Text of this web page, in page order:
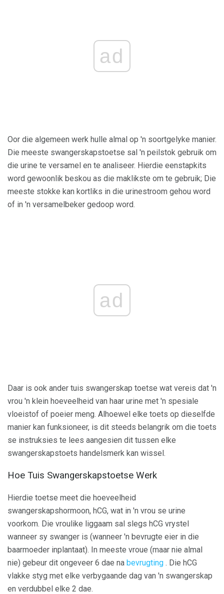
ad
Oor die algemeen werk hulle almal op 'n soortgelyke manier.
Die meeste swangerskapstoetse sal 'n peilstok gebruik om
die urine te versamel en te analiseer. Hierdie eenstapkits
word gewoonlik beskou as die maklikste om te gebruik; Die
meeste stokke kan kortliks in die urinestroom gehou word
of in 'n versamelbeker gedoop word.
ad
Daar is ook ander tuis swangerskap toetse wat vereis dat 'n
vrou 'n klein hoeveelheid van haar urine met 'n spesiale
vloeistof of poeier meng. Alhoewel elke toets op dieselfde
manier kan funksioneer, is dit steeds belangrik om die toets
se instruksies te lees aangesien dit tussen elke
swangerskapstoets handelsmerk kan wissel.
Hoe Tuis Swangerskapstoetse Werk
Hierdie toetse meet die hoeveelheid
swangerskapshormoon, hCG, wat in 'n vrou se urine
voorkom. Die vroulike liggaam sal slegs hCG vrystel
wanneer sy swanger is (wanneer 'n bevrugte eier in die
baarmoeder inplantaat). In meeste vroue (maar nie almal
nie) gebeur dit ongeveer 6 dae na bevrugting . Die hCG
vlakke styg met elke verbygaande dag van 'n swangerskap
en verdubbel elke 2 dae.